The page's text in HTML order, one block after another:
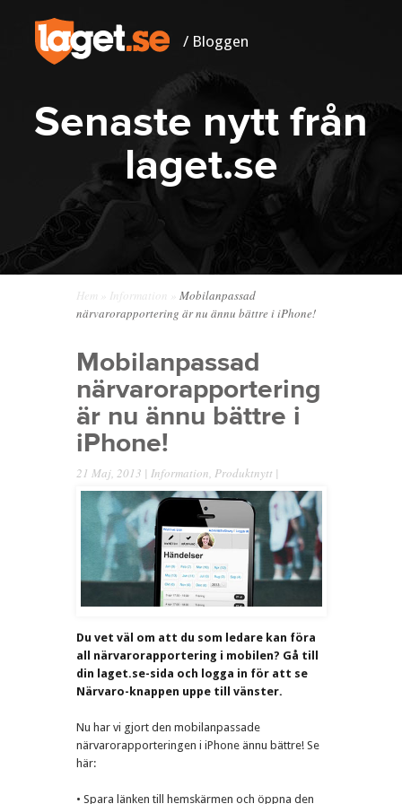
/ Bloggen
Senaste nytt från
laget.se
Hem Information
Mobilanpassad
närvarorapportering är nu ännu bättre i iPhone!
Mobilanpassad
närvarorapportering
är nu ännu bättre i
iPhone!
21 Maj, 2013 | Information, Produktnytt |
Du vet väl om att du som ledare kan föra
all närvarorapportering i mobilen? Gå till
din laget.se-sida och logga in för att se
Närvaro-knappen uppe till vänster.
Nu har vi gjort den mobilanpassade
närvarorapporteringen i iPhone ännu bättre! Se
här:
• Spara länken till hemskärmen och öppna den